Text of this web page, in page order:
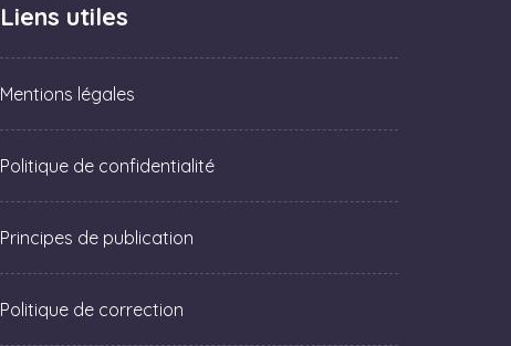
Liens utiles
Mentions légales
Politique de confidentialité
Principes de publication
Politique de correction